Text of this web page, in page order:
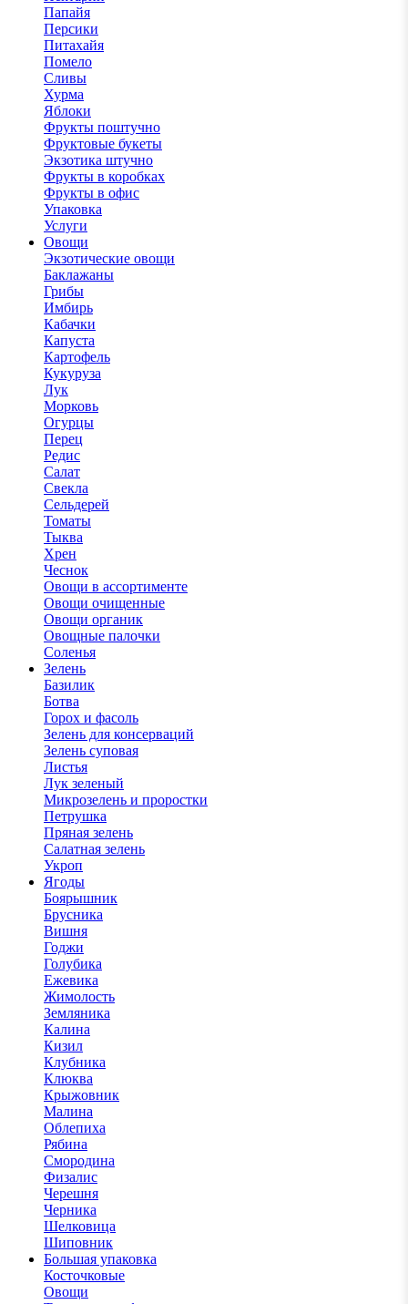
Папайя
Персики
Питахайя
Помело
Сливы
Хурма
Яблоки
Фрукты поштучно
Фруктовые букеты
Экзотика штучно
Фрукты в коробках
Фрукты в офис
Упаковка
Услуги
Овощи
Экзотические овощи
Баклажаны
Грибы
Имбирь
Кабачки
Капуста
Картофель
Кукуруза
Лук
Морковь
Огурцы
Перец
Редис
Салат
Свекла
Сельдерей
Томаты
Тыква
Хрен
Чеснок
Овощи в ассортименте
Овощи очищенные
Овощи органик
Овощные палочки
Соленья
Зелень
Базилик
Ботва
Горох и фасоль
Зелень для консерваций
Зелень суповая
Листья
Лук зеленый
Микрозелень и проростки
Петрушка
Пряная зелень
Салатная зелень
Укроп
Ягоды
Боярышник
Брусника
Вишня
Годжи
Голубика
Ежевика
Жимолость
Земляника
Калина
Кизил
Клубника
Клюква
Крыжовник
Малина
Облепиха
Рябина
Смородина
Физалис
Черешня
Черника
Шелковица
Шиповник
Большая упаковка
Косточковые
Овощи